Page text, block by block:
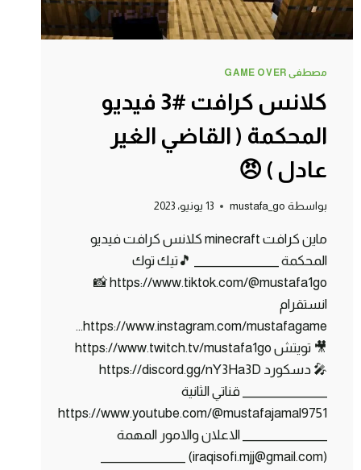
مصطفى GAME OVER
كلانس كرافت #3 فيديو
المحكمة ( القاضي الغير
عادل ) 😠
بواسطة mustafa_go 13 يونيو، 2023
ماين كرافت minecraft كلانس كرافت فيديو
المحكمة _______________ 🎵تيك توك
https://www.tiktok.com/@mustafa1go 📸
انستقرام
https://www.instagram.com/mustafagame…
🎥 تويتش https://www.twitch.tv/mustafa1go
🎤 دسكورد https://discord.gg/nY3Ha3D
_______________ قناتي الثانية
https://www.youtube.com/@mustafajamal9751
_______________ الاعلان والامور المهمة
(iraqisofi.mjj@gmail.com) _______________